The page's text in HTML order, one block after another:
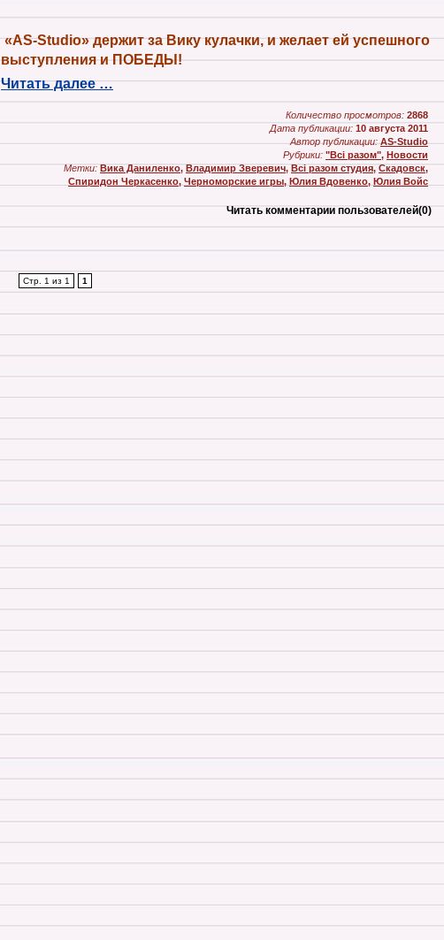
«AS-Studio» держит за Вику кулачки, и желает ей успешного
выступления и ПОБЕДЫ!
Читать далее …
Количество просмотров: 2868
Дата публикации: 10 августа 2011
Автор публикации: AS-Studio
Рубрики: "Всі разом", Новости
Метки: Вика Даниленко,Владимир Зверевич,Всі разом студия,Скадовск,
Спиридон Черкасенко, Черноморские игры, Юлия Вдовенко, Юлия Войс
Читать комментарии пользователей(0)
Стр. 1 из 1 1